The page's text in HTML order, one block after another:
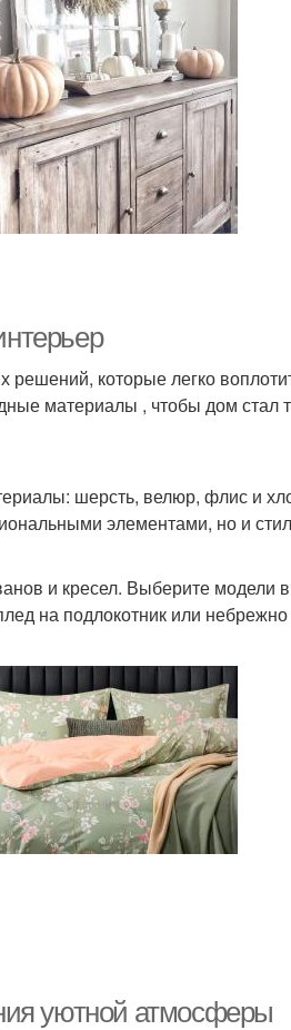
которые легко
материалы , чтобы дом стал
шерсть, велюр, флис и
элементами, но и
и кресел. Выберите модели
на подлокотник или небрежно
уютной атмосферы